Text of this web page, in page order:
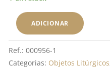
Resplendor
Prateado
ADICIONAR
Ref.: 000956-1
Categorias: Objetos Litúrgicos